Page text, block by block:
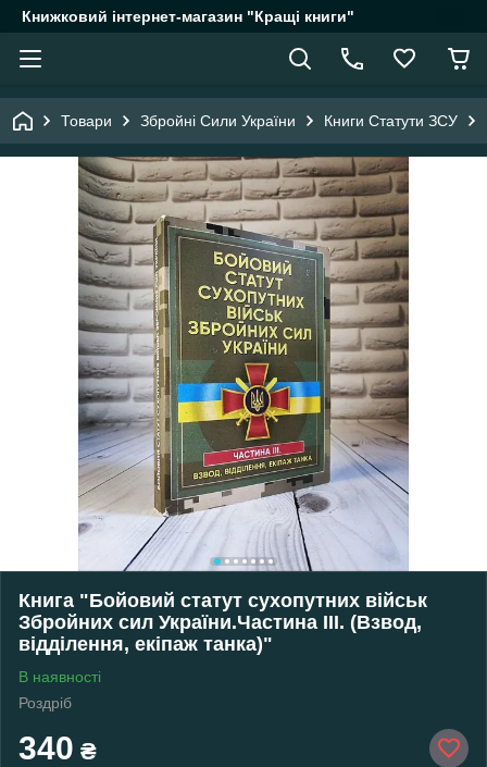
Книжковий інтернет-магазин "Кращі книги"
Товари Збройні Сили України Книги Статути ЗСУ
Книга "Бойовий статут сухопутних військ
Збройних сил України.Частина ІІІ. (Взвод,
відділення, екіпаж танка)"
В наявності
Роздріб
340 ₴